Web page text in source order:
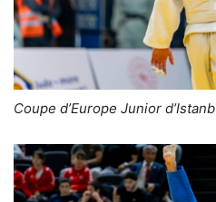
Coupe d’Europe Junior